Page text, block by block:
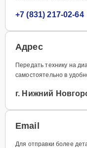
+7 (831) 217-02-64
Адрес
Передать технику на
самостоятельно в
г. Нижний
Email
Для отправки более